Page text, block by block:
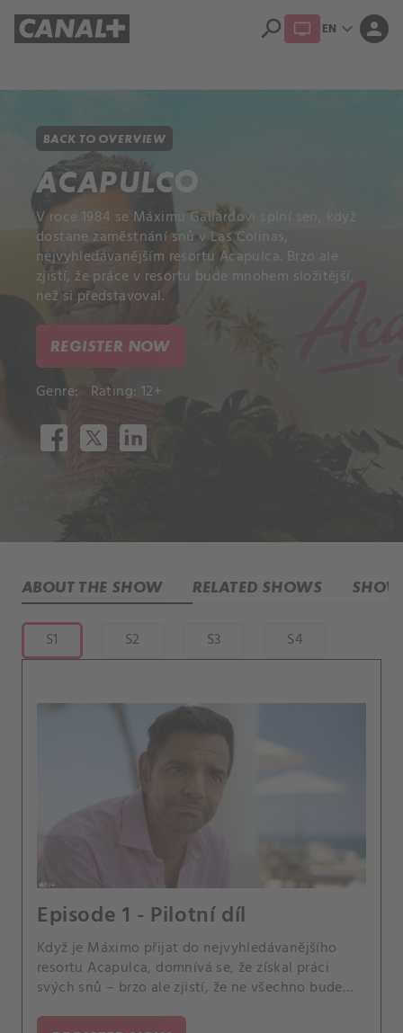
search EN expand_more person
BACK TO OVERVIEW
ACAPULCO
V roce 1984 se Máximu Gallardovi splní sen, když
dostane zaměstnání snů v Las Colinas,
nejvyhledávanějším resortu Acapulca. Brzo ale
zjistí, že práce v resortu bude mnohem složitější,
než si představoval.
REGISTER NOW
Genre: Rating: 12+
ABOUT THE SHOW RELATED SHOWS
S1 S2 S3 S4
Episode 1 - Pilotní díl
Když je Máximo přijat do nejvyhledávanějšího
resortu Acapulca, domnívá se, že získal práci
svých snů – brzo ale zjistí, že ne všechno bude